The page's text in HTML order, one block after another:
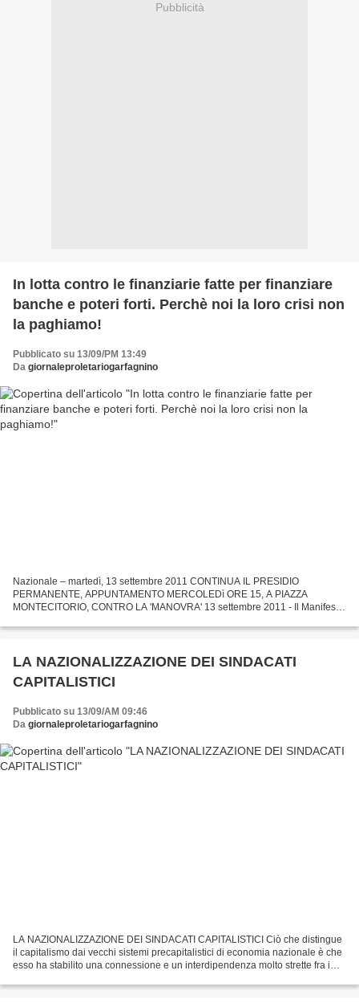
Pubblicità
In lotta contro le finanziarie fatte per finanziare
banche e poteri forti. Perchè noi la loro crisi non
la paghiamo!
Pubblicato su 13/09/PM 13:49
Da giornaleproletariogarfagnino
Nazionale – martedì, 13 settembre 2011 CONTINUA IL PRESIDIO
PERMANENTE, APPUNTAMENTO MERCOLEDì ORE 15, A PIAZZA
MONTECITORIO, CONTRO LA 'MANOVRA' 13 settembre 2011 - Il Manifesto
LA NAZIONALIZZAZIONE DEI SINDACATI
CAPITALISTICI
Pubblicato su 13/09/AM 09:46
Da giornaleproletariogarfagnino
LA NAZIONALIZZAZIONE DEI SINDACATI CAPITALISTICI Ciò che distingue
il capitalismo dai vecchi sistemi precapitalistici di economia nazionale è che
esso ha stabilito una connessione e un interdipendenza molto strette fra i